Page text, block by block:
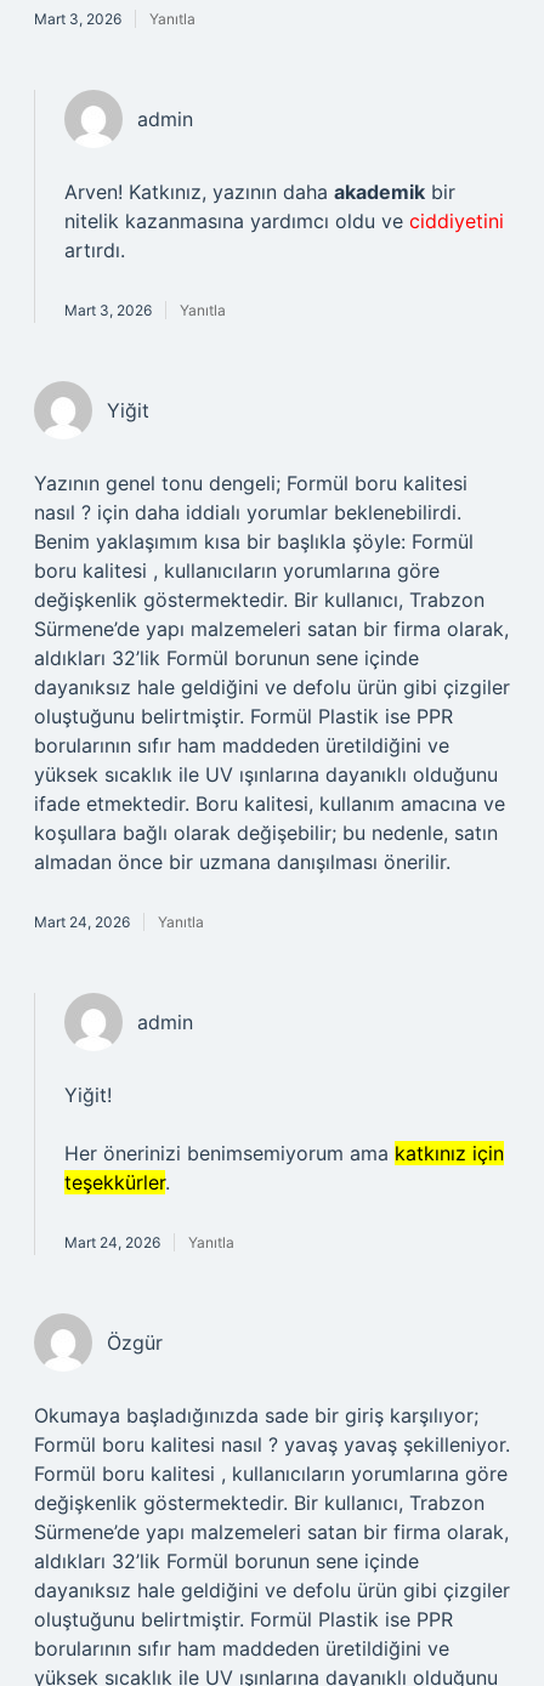
Mart 3, 2026 Yanıtla
admin
Arven! Katkınız, yazının daha akademik bir
nitelik kazanmasına yardımcı oldu ve ciddiyetini
artırdı.
Mart 3, 2026 Yanıtla
Yiğit
Yazının genel tonu dengeli; Formül boru kalitesi
nasıl ? için daha iddialı yorumlar beklenebilirdi.
Benim yaklaşımım kısa bir başlıkla şöyle: Formül
boru kalitesi , kullanıcıların yorumlarına göre
değişkenlik göstermektedir. Bir kullanıcı, Trabzon
Sürmene’de yapı malzemeleri satan bir firma olarak,
aldıkları 32’lik Formül borunun sene içinde
dayanıksız hale geldiğini ve defolu ürün gibi çizgiler
oluştuğunu belirtmiştir. Formül Plastik ise PPR
borularının sıfır ham maddeden üretildiğini ve
yüksek sıcaklık ile UV ışınlarına dayanıklı olduğunu
ifade etmektedir. Boru kalitesi, kullanım amacına ve
koşullara bağlı olarak değişebilir; bu nedenle, satın
almadan önce bir uzmana danışılması önerilir.
Mart 24, 2026 Yanıtla
admin
Yiğit!
Her önerinizi benimsemiyorum ama katkınız için
teşekkürler.
Mart 24, 2026 Yanıtla
Özgür
Okumaya başladığınızda sade bir giriş karşılıyor;
Formül boru kalitesi nasıl ? yavaş yavaş şekilleniyor.
Formül boru kalitesi , kullanıcıların yorumlarına göre
değişkenlik göstermektedir. Bir kullanıcı, Trabzon
Sürmene’de yapı malzemeleri satan bir firma olarak,
aldıkları 32’lik Formül borunun sene içinde
dayanıksız hale geldiğini ve defolu ürün gibi çizgiler
oluştuğunu belirtmiştir. Formül Plastik ise PPR
borularının sıfır ham maddeden üretildiğini ve
yüksek sıcaklık ile UV ışınlarına dayanıklı olduğunu